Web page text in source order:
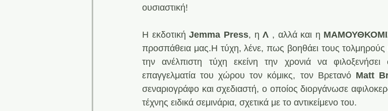
ουσιαστική!
Η εκδοτική Jemma Press, η Λ , αλλά και η
προσπάθεια μας.H τύχη, λένε, πως βοηθάει τους τολμηρούς
την ανέλπιστη τύχη εκείνη την χρονιά να
επαγγελματία του χώρου τον κόμικς, τον Βρετανό Μatt
σεναριογράφο και σχεδιαστή, ο οποίος διοργάνωσε
τέχνης ειδικά σεμινάρια, σχετικά με το αντικείμενο του.